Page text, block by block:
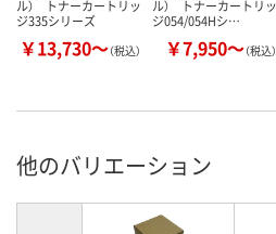
ル） トナーカートリッ
ジ335シリーズ
￥13,730～（税込）
ル） トナーカートリッ
ジ054/054Hシ…
￥7,950～（税込）
他のバリエーション